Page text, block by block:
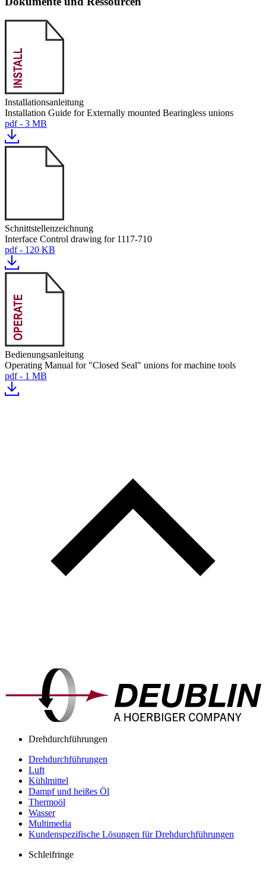
Installationsanleitung
Installation Guide for Externally mounted Bearingless unions
pdf - 3 MB
Schnittstellenzeichnung
Interface Control drawing for 1117-710
pdf - 120 KB
Bedienungsanleitung
Operating Manual for "Closed Seal" unions for machine tools
pdf - 1 MB
Drehdurchführungen
Drehdurchführungen
Luft
Kühlmittel
Dampf und heißes Öl
Thermoöl
Wasser
Multimedia
Kundenspezifische Lösungen für Drehdurchführungen
Schleifringe